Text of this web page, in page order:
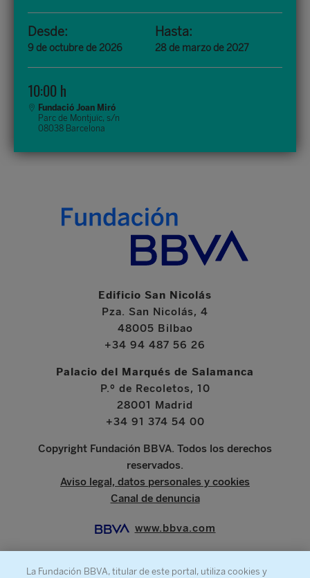
Desde:
9 de octubre de 2026
Hasta:
28 de marzo de 2027
10:00 h
Fundació Joan Miró
Parc de Montjuïc, s/n
08038 Barcelona
Edificio San Nicolás
Pza. San Nicolás, 4
48005 Bilbao
+34 94 487 56 26
Palacio del Marqués de Salamanca
P.º de Recoletos, 10
28001 Madrid
+34 91 374 54 00
Copyright Fundación BBVA. Todos los derechos
reservados.
Aviso legal, datos personales y cookies
Canal de denuncia
www.bbva.com
La Fundación BBVA, titular de este portal, utiliza cookies y